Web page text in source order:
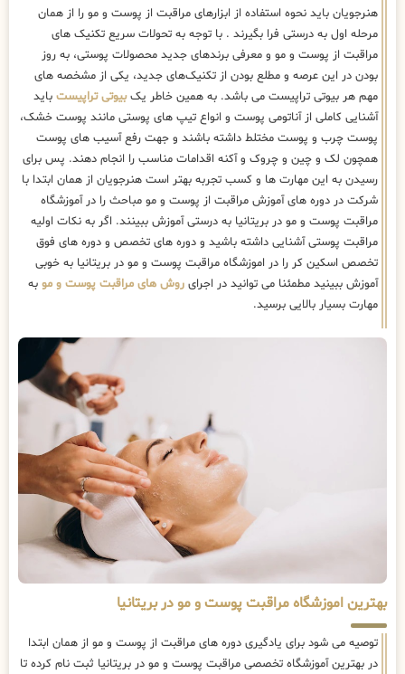
هنرجویان باید نحوه استفاده از ابزارهای مراقبت از پوست و مو را از همان
مرحله اول به درستی فرا بگیرند . با توجه به تحولات سریع تکنیک ‌های
مراقبت از پوست و مو و معرفی برندهای جدید محصولات پوستی، به روز
بودن در این عرصه و مطلع بودن از تکنیک‌های جدید، یکی از مشخصه های
مهم هر بیوتی تراپیست می باشد. به همین خاطر یکبیوتی تراپیست باید
آشنایی کاملی از آناتومی پوست و انواع تیپ های پوستی مانند پوست خشک،
پوست چرب و پوست مختلط داشته باشند و جهت رفع آسیب های پوست
همچون لک و چین و چروک و آکنه اقدامات مناسب را انجام دهند. پس برای
رسیدن به این مهارت ها و کسب تجربه بهتر است هنرجویان از همان ابتدا با
شرکت در دوره های آموزش مراقبت از پوست و مو مباحث را در آموزشگاه
مراقبت پوست و مو در بریتانیا به درستی آموزش ببینند. اگر به نکات اولیه
مراقبت پوستی آشنایی داشته باشید و دوره های تخصص و دوره های فوق
تخصص اسکین کر را در اموزشگاه مراقبت پوست و مو در بریتانیا به خوبی
آموزش ببینید مطمئنا می توانید در اجرای روش های مراقبت پوست و مو به
مهارت بسیار بالایی برسید.
بهترین اموزشگاه مراقبت پوست و مو در بریتانیا
توصیه می شود برای یادگیری دوره های مراقبت از پوست و مو از همان ابتدا
در بهترین آموزشگاه تخصصی مراقبت پوست و مو در بریتانیا ثبت نام کرده تا